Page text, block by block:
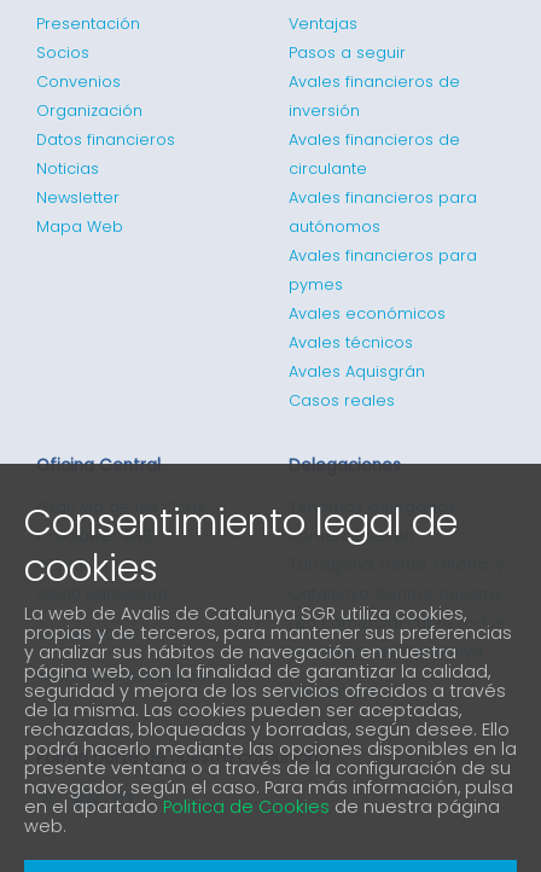
Presentación
Socios
Convenios
Organización
Datos financieros
Noticias
Newsletter
Mapa Web
Ventajas
Pasos a seguir
Avales financieros de
inversión
Avales financieros de
circulante
Avales financieros para
autónomos
Avales financieros para
pymes
Avales económicos
Avales técnicos
Avales Aquisgrán
Casos reales
Oficina Central
Gran via de les Corts
Catalanes 635
4ª planta
93 298 02 60
informacio@avalis.cat
Delegaciones
Tenemos delegados
comerciales en
red comercial cubre todos
los puntos de Catalunya
901 900 214
Forma parte de nuestra comunidad
Consentimiento legal de
cookies
La web de Avalis de Catalunya SGR utiliza cookies,
propias y de terceros, para mantener sus preferencias
y analizar sus hábitos de navegación en nuestra
página web, con la finalidad de garantizar la calidad,
seguridad y mejora de los servicios ofrecidos a través
de la misma. Las cookies pueden ser aceptadas,
rechazadas, bloqueadas y borradas, según desee. Ello
podrá hacerlo mediante las opciones disponibles en la
presente ventana o a través de la configuración de su
navegador, según el caso. Para más información, pulsa
en el apartado Politica de Cookies de nuestra página
web.